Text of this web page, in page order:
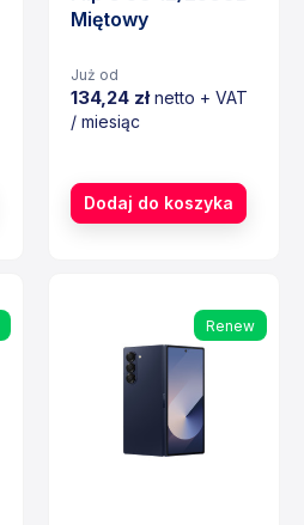
Miętowy
Już od
134,24 złnetto + VAT
/ miesiąc
Dodaj do koszyka
Renew